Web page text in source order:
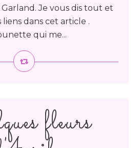
Je vous dis tout et
dans cet article .
qui me...
fleurs